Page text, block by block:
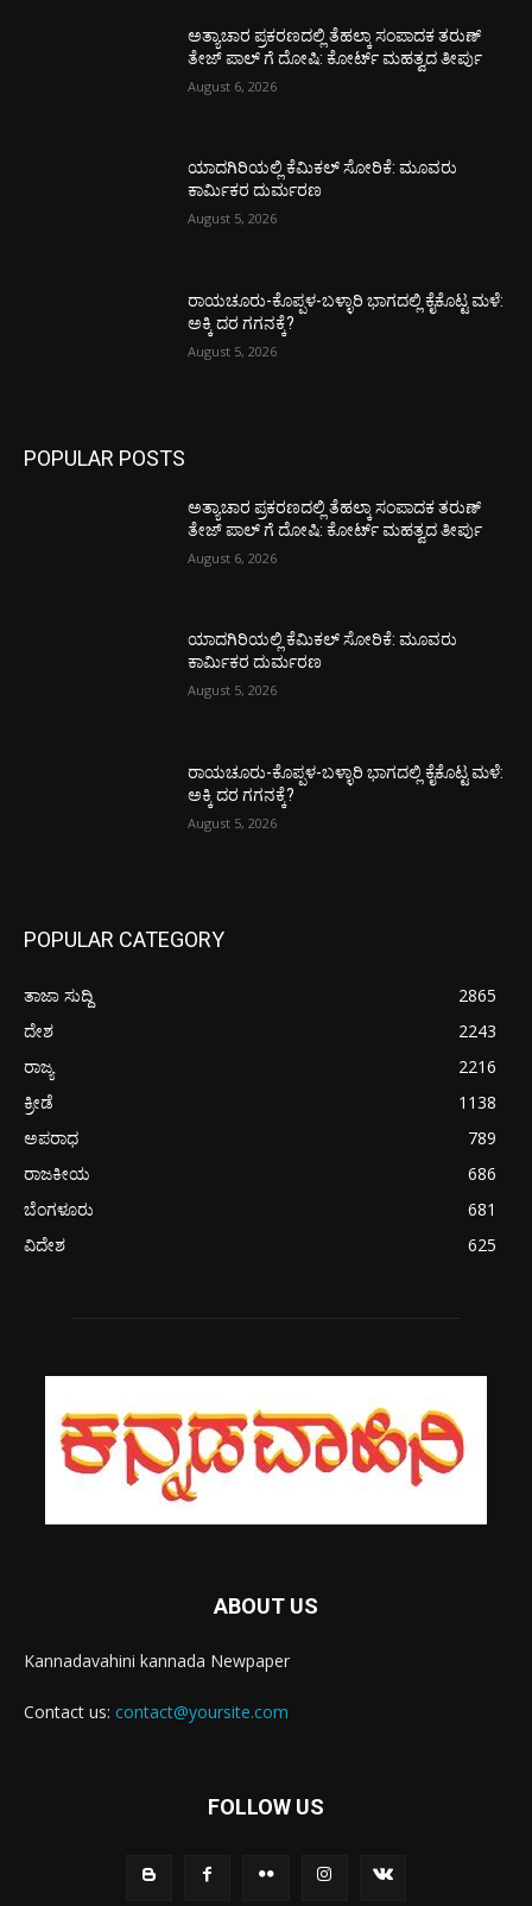
ಅತ್ಯಾಚಾರ ಪ್ರಕರಣದಲ್ಲಿ ತೆಹಲ್ಕಾ ಸಂಪಾದಕ ತರುಣ್‌
ತೇಜ್‌ ಪಾಲ್‌ ಗೆ ದೋಷಿ: ಕೋರ್ಟ್‌ ಮಹತ್ವದ ತೀರ್ಪು
August 6, 2026
ಯಾದಗಿರಿಯಲ್ಲಿ ಕೆಮಿಕಲ್ ಸೋರಿಕೆ: ಮೂವರು
ಕಾರ್ಮಿಕರ ದುರ್ಮರಣ
August 5, 2026
ರಾಯಚೂರು-ಕೊಪ್ಪಳ-ಬಳ್ಳಾರಿ ಭಾಗದಲ್ಲಿ ಕೈಕೊಟ್ಟ ಮಳೆ:
ಅಕ್ಕಿ ದರ ಗಗನಕ್ಕೆ?
August 5, 2026
POPULAR POSTS
ಅತ್ಯಾಚಾರ ಪ್ರಕರಣದಲ್ಲಿ ತೆಹಲ್ಕಾ ಸಂಪಾದಕ ತರುಣ್‌
ತೇಜ್‌ ಪಾಲ್‌ ಗೆ ದೋಷಿ: ಕೋರ್ಟ್‌ ಮಹತ್ವದ ತೀರ್ಪು
August 6, 2026
ಯಾದಗಿರಿಯಲ್ಲಿ ಕೆಮಿಕಲ್ ಸೋರಿಕೆ: ಮೂವರು
ಕಾರ್ಮಿಕರ ದುರ್ಮರಣ
August 5, 2026
ರಾಯಚೂರು-ಕೊಪ್ಪಳ-ಬಳ್ಳಾರಿ ಭಾಗದಲ್ಲಿ ಕೈಕೊಟ್ಟ ಮಳೆ:
ಅಕ್ಕಿ ದರ ಗಗನಕ್ಕೆ?
August 5, 2026
POPULAR CATEGORY
ತಾಜಾ ಸುದ್ದಿ
2865
ದೇಶ
2243
ರಾಜ್ಯ
2216
ಕ್ರೀಡೆ
1138
ಅಪರಾಧ
789
ರಾಜಕೀಯ
686
ಬೆಂಗಳೂರು
681
ವಿದೇಶ
625
ABOUT US
Kannadavahini kannada Newpaper
Contact us: contact@yoursite.com
FOLLOW US